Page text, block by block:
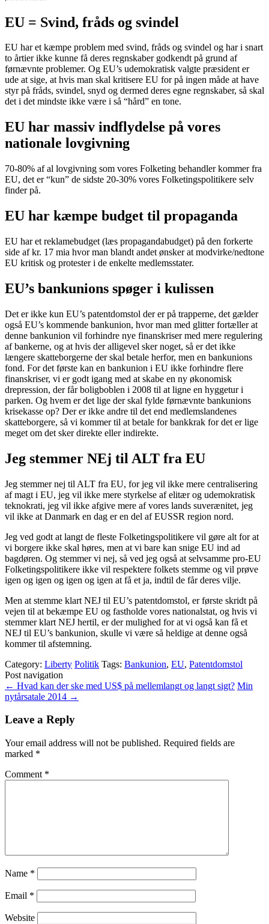
EU = Svind, fråds og svindel
EU har et kæmpe problem med svind, fråds og svindel og har i snart
to årtier ikke kunne få deres regnskaber godkendt på grund af
førnævnte problemer. Og EU’s udemokratisk valgte præsident er
ude at sige, at hvis man skal kritisere EU for på ingen måde at have
styr på fråds, svindel, snyd og dermed deres egne regnskaber, så skal
det i det mindste ikke være i så “hård” en tone.
EU har massiv indflydelse på vores
nationale lovgivning
70-80% af al lovgivning som vores Folketing behandler kommer fra
EU, det er “kun” de sidste 20-30% vores Folketingspolitikere selv
finder på.
EU har kæmpe budget til propaganda
EU har et reklamebudget (læs propagandabudget) på den forkerte
side af kr. 17 mia hvor man blandt andet ønsker at modvirke/nedtone
EU kritisk og protester i de enkelte medlemsstater.
EU’s bankunions spøger i kulissen
Det er ikke kun EU’s patentdomstol der er på trapperne, det gælder
også EU’s kommende bankunion, hvor man med glitter fortæller at
denne bankunion vil forhindre nye finanskriser med mere regulering
af bankerne, og at hvis der alligevel sker noget, så er det ikke
længere skatteborgerne der skal betale herfor, men en bankunions
fond. For det første kan en bankunion i EU ikke forhindre flere
finanskriser, vi er godt igang med at skabe en ny økonomisk
drepression, der får boligboblen i 2008 til at ligne en hyggetur i
parken. Og hvem er det lige der skal fylde førnævnte bankunions
krisekasse op? Der er ikke andre til det end medlemslandenes
skatteborgere, så vi kommer til at betale for bankkrak for det er lige
meget om det sker direkte eller indirekte.
Jeg stemmer NEj til ALT fra EU
Jeg stemmer nej til ALT fra EU, for jeg vil ikke mere centralisering
af magt i EU, jeg vil ikke mere styrkelse af elitær og udemokratisk
teknokrati, jeg vil ikke afgive mere af vores lands suverænitet, jeg
vil ikke at Danmark en dag er en del af EUSSR region nord.
Jeg ved godt at langt de fleste Folketingspolitikere vil gøre alt for at
vi borgere ikke skal høres, men at vi bare kan snige EU ind ad
bagdøren. Og stemmer vi nej, så ved jeg også at selvsamme pro-EU
Folketingspolitikere ikke vil respektere folkets stemme og vil prøve
igen og igen og igen og igen at få et ja, indtil de får deres vilje.
Men at stemme klart NEJ til EU’s patentdomstol, er første skridt på
vejen til at bekæmpe EU og fastholde vores nationalstat, og hvis vi
stemmer klart NEJ hertil, er der mulighed for at vi også kan få et
NEJ til EU’s bankunion, skulle vi være så heldige at denne også
kommer til afstemning.
Category: Liberty Politik Tags: Bankunion, EU, Patentdomstol
Post navigation
← Hvad kan der ske med US$ på mellemlangt og langt sigt? Min
nytårsatale 2014 →
Leave a Reply
Your email address will not be published. Required fields are
marked *
Comment *
Name *
Email *
Website